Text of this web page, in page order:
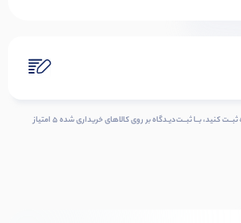
شمـا هـم دربـاره ایـن کــالا دیــدگاه ثبــت کنید، بــا ثبــت‌دیـدگاه بر روی کالاهای خریداری شده ۵ امتیاز